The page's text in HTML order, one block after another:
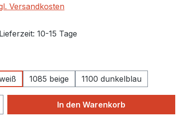
Versandkosten
10-15 Tage
1085 beige 1100 dunkelblau
Gib den gewünschten Wert
In den Warenkorb